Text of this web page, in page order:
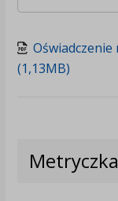
Oświadczenie
(1,13MB)
Metryczka